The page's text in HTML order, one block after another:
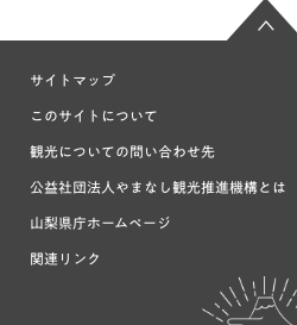
サイトマップ
このサイトについて
観光についての問い合わせ先
公益社団法人やまなし観光推進機構とは
山梨県庁ホームページ
関連リンク
富士の